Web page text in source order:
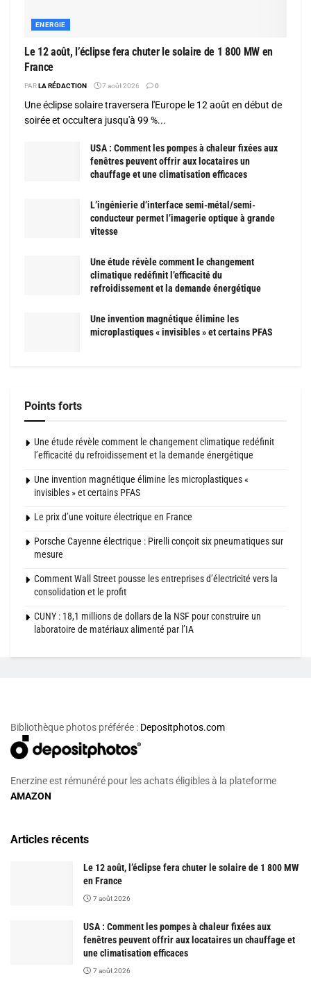
ENERGIE
Le 12 août, l’éclipse fera chuter le solaire de 1 800 MW en
France
PARLA RÉDACTION 7 août 2026 0
Une éclipse solaire traversera l'Europe le 12 août en début de
soirée et occultera jusqu'à 99 %...
USA : Comment les pompes à chaleur fixées aux
fenêtres peuvent offrir aux locataires un
chauffage et une climatisation efficaces
L’ingénierie d’interface semi-métal/semi-
conducteur permet l’imagerie optique à grande
vitesse
Une étude révèle comment le changement
climatique redéfinit l’efficacité du
refroidissement et la demande énergétique
Une invention magnétique élimine les
microplastiques « invisibles » et certains PFAS
Points forts
Une étude révèle comment le changement climatique redéfinit
l’efficacité du refroidissement et la demande énergétique
Une invention magnétique élimine les microplastiques «
invisibles » et certains PFAS
Le prix d’une voiture électrique en France
Porsche Cayenne électrique : Pirelli conçoit six pneumatiques sur
mesure
Comment Wall Street pousse les entreprises d’électricité vers la
consolidation et le profit
CUNY : 18,1 millions de dollars de la NSF pour construire un
laboratoire de matériaux alimenté par l’IA
Bibliothèque photos préférée : Depositphotos.com
Enerzine est rémunéré pour les achats éligibles à la plateforme
AMAZON
Articles récents
Le 12 août, l’éclipse fera chuter le solaire de 1 800 MW
en France
7 août 2026
USA : Comment les pompes à chaleur fixées aux
fenêtres peuvent offrir aux locataires un chauffage et
une climatisation efficaces
7 août 2026